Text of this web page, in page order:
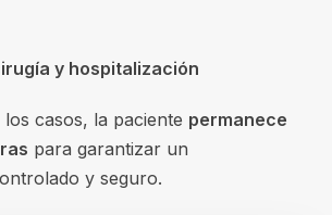
y hospitalización
casos, la paciente permanece
para garantizar un
y seguro.